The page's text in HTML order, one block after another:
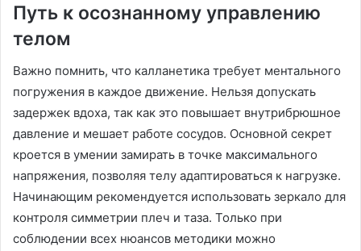
Путь к осознанному управлению
телом
Важно помнить, что калланетика требует ментального
погружения в каждое движение. Нельзя допускать
задержек вдоха, так как это повышает внутрибрюшное
давление и мешает работе сосудов. Основной секрет
кроется в умении замирать в точке максимального
напряжения, позволяя телу адаптироваться к нагрузке.
Начинающим рекомендуется использовать зеркало для
контроля симметрии плеч и таза. Только при
соблюдении всех нюансов методики можно